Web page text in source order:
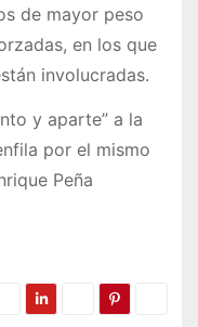
de mayor peso
en los que
involucradas.
y aparte” a la
por el mismo
Peña